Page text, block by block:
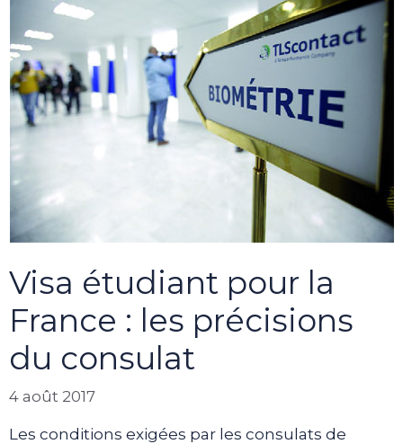
Visa étudiant pour la
France : les précisions
du consulat
4 août 2017
Les conditions exigées par les consulats de